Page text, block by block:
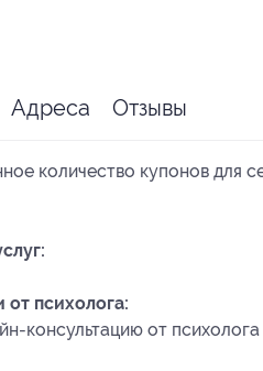
Адреса Отзывы
количество купонов для
психолога:
консультацию от